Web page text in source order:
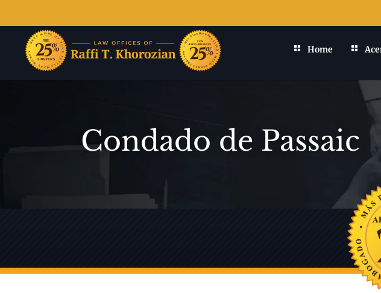
Home
Condado de Passaic